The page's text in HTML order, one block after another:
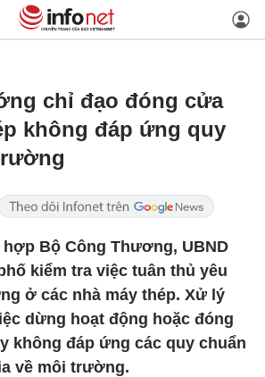
chỉ đạo đóng cửa
không đáp ứng quy
hợp Bộ Công Thương, UBND
kiểm tra việc tuân thủ yêu
ở các nhà máy thép. Xử lý
dừng hoạt động hoặc đóng
không đáp ứng các quy chuẩn
về môi trường.